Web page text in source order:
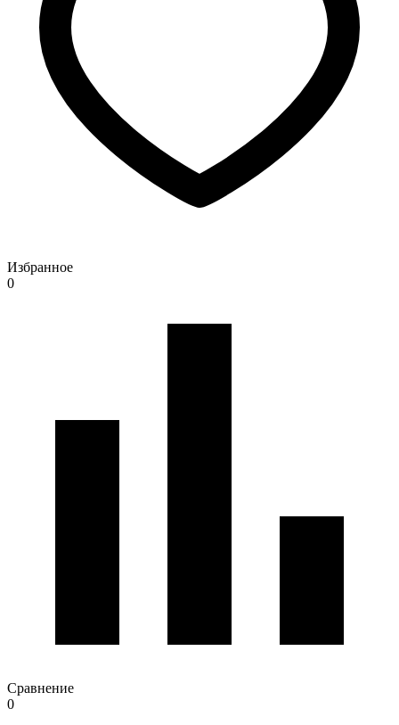
Избранное
0
Сравнение
0